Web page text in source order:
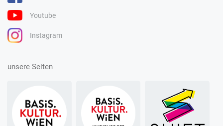
Youtube
Instagram
unsere Seiten